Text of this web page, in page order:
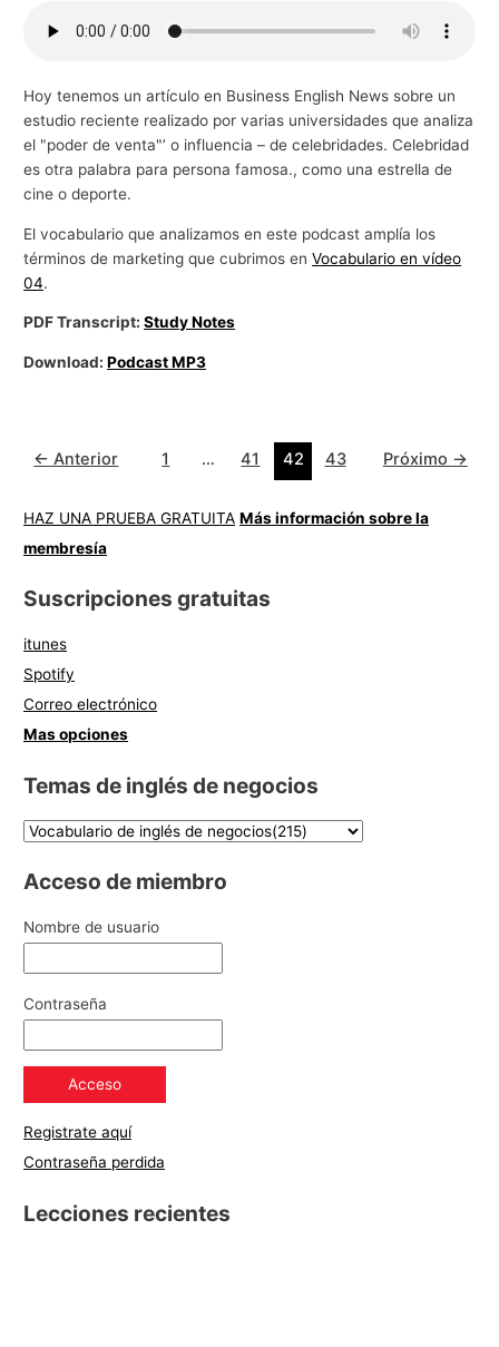
Hoy tenemos un artículo en Business English News sobre un
estudio reciente realizado por varias universidades que analiza
el "poder de venta"’ o influencia – de celebridades. Celebridad
es otra palabra para persona famosa., como una estrella de
cine o deporte.
El vocabulario que analizamos en este podcast amplía los
términos de marketing que cubrimos enVocabulario en vídeo
04.
PDF Transcript:Study Notes
Download:Podcast MP3
← Anterior 1 … 41 42 43 Próximo →
HAZ UNA PRUEBA GRATUITA Más información sobre la
membresía
Suscripciones gratuitas
itunes
Spotify
Correo electrónico
Mas opciones
Temas de inglés de negocios
Acceso de miembro
Nombre de usuario
Contraseña
Registrate aquí
Contraseña perdida
Lecciones recientes